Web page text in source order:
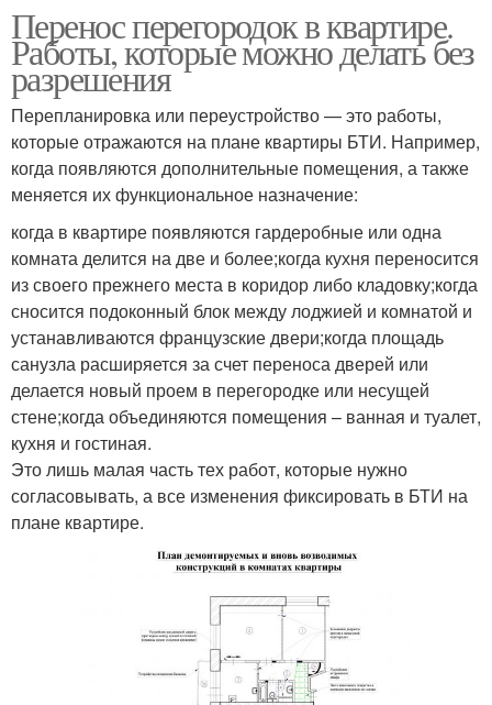
Перенос перегородок в квартире.
Работы, которые можно делать без
разрешения
Перепланировка или переустройство — это работы,
которые отражаются на плане квартиры БТИ. Например,
когда появляются дополнительные помещения, а также
меняется их функциональное назначение:
когда в квартире появляются гардеробные или одна
комната делится на две и более;когда кухня переносится
из своего прежнего места в коридор либо кладовку;когда
сносится подоконный блок между лоджией и комнатой и
устанавливаются французские двери;когда площадь
санузла расширяется за счет переноса дверей или
делается новый проем в перегородке или несущей
стене;когда объединяются помещения – ванная и туалет,
кухня и гостиная.
Это лишь малая часть тех работ, которые нужно
согласовывать, а все изменения фиксировать в БТИ на
плане квартире.